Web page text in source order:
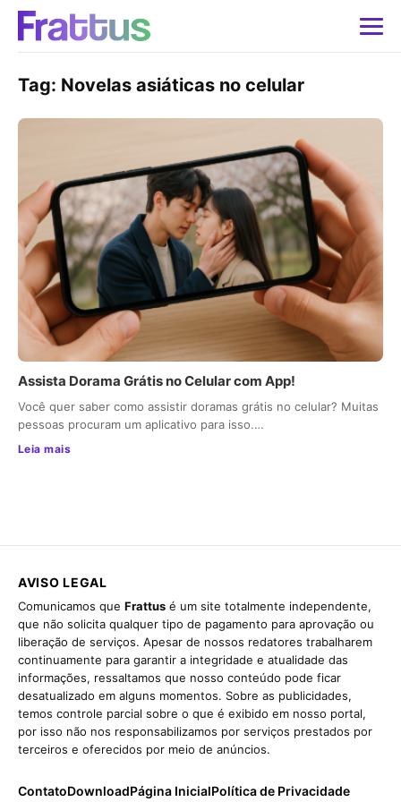
Tag: Novelas asiáticas no celular
Assista Dorama Grátis no Celular com App!
Você quer saber como assistir doramas grátis no celular? Muitas
pessoas procuram um aplicativo para isso.…
Leia mais
AVISO LEGAL
Comunicamos que Frattus é um site totalmente independente,
que não solicita qualquer tipo de pagamento para aprovação ou
liberação de serviços. Apesar de nossos redatores trabalharem
continuamente para garantir a integridade e atualidade das
informações, ressaltamos que nosso conteúdo pode ficar
desatualizado em alguns momentos. Sobre as publicidades,
temos controle parcial sobre o que é exibido em nosso portal,
por isso não nos responsabilizamos por serviços prestados por
terceiros e oferecidos por meio de anúncios.
ContatoDownloadPágina InicialPolítica de Privacidade